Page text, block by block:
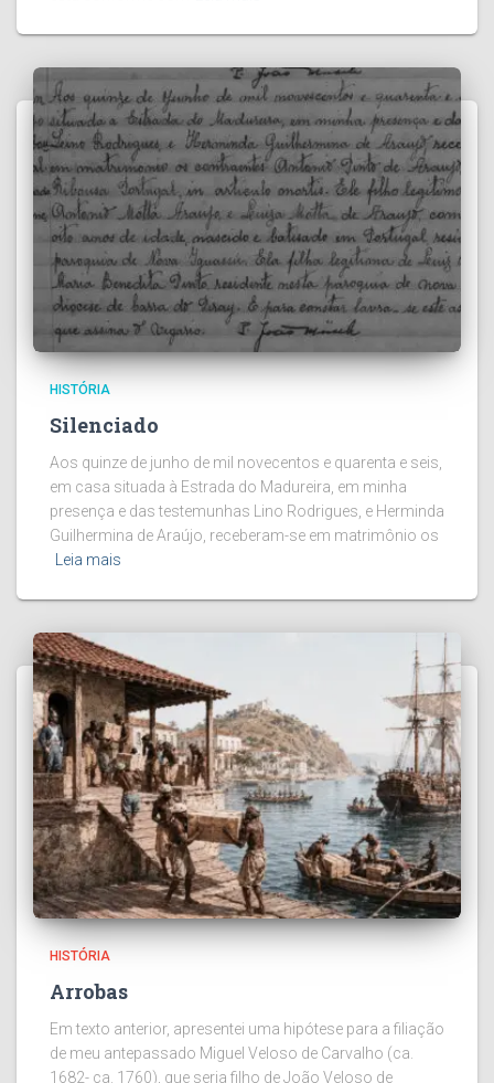
HISTÓRIA
Silenciado
Aos quinze de junho de mil novecentos e quarenta e seis,
em casa situada à Estrada do Madureira, em minha
presença e das testemunhas Lino Rodrigues, e Herminda
Guilhermina de Araújo, receberam-se em matrimônio os
Leia mais
HISTÓRIA
Arrobas
Em texto anterior, apresentei uma hipótese para a filiação
de meu antepassado Miguel Veloso de Carvalho (ca.
1682- ca. 1760), que seria filho de João Veloso de